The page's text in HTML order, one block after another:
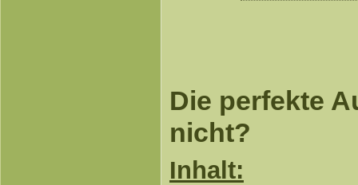
Die perfekte
nicht?
Inhalt: